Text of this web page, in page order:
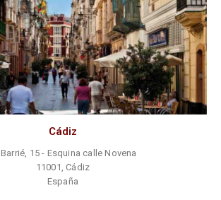
Cádiz
15 - Esquina calle Novena
11001, Cádiz
España